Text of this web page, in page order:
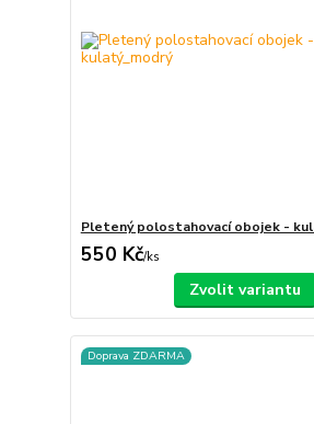
Pletený polostahovací obojek -
550 Kč/ks
Zvolit variantu
Doprava ZDARMA